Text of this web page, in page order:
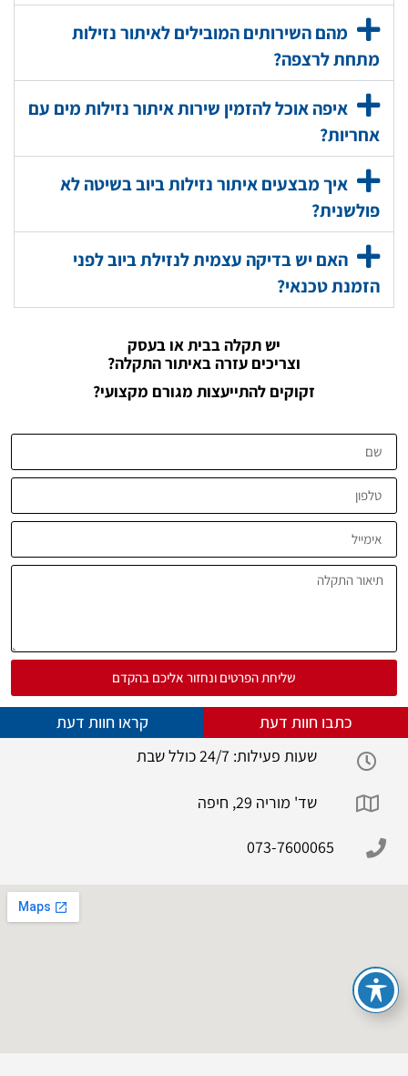
מהם השירותים המובילים לאיתור נזילות
מתחת לרצפה?
איפה אוכל להזמין שירות איתור נזילות מים עם
אחריות?
איך מבצעים איתור נזילות ביוב בשיטה לא
פולשנית?
האם יש בדיקה עצמית לנזילת ביוב לפני
הזמנת טכנאי?
יש תקלה בבית או בעסק
וצריכים עזרה באיתור התקלה?
זקוקים להתייעצות מגורם מקצועי?
שליחת הפרטים ונחזור אליכם בהקדם
כתבו חוות דעת
קראו חוות דעת
שעות פעילות: 24/7 כולל שבת
שד' מוריה 29, חיפה
073-7600065